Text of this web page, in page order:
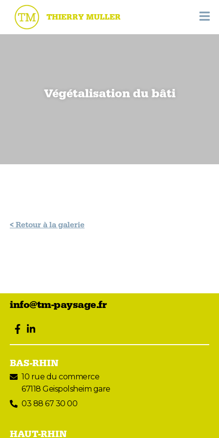
THIERRY MULLER
Végétalisation du bâti
< Retour à la galerie
info@tm-paysage.fr
facebook
LinkedIn
BAS-RHIN
10 rue du commerce
67118 Geispolsheim gare
03 88 67 30 00
HAUT-RHIN